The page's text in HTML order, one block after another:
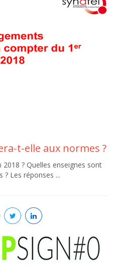
t-elle aux normes ?
? Quelles enseignes sont
? Les réponses ...